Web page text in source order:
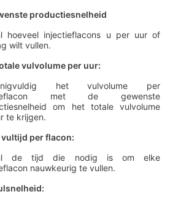
productiesnelheid
hoeveel injectieflacons u per uur of
wilt vullen.
vulvolume per uur:
het vulvolume per
met de gewenste
om het totale vulvolume
te krijgen.
per flacon:
de tijd die nodig is om elke
nauwkeurig te vullen.